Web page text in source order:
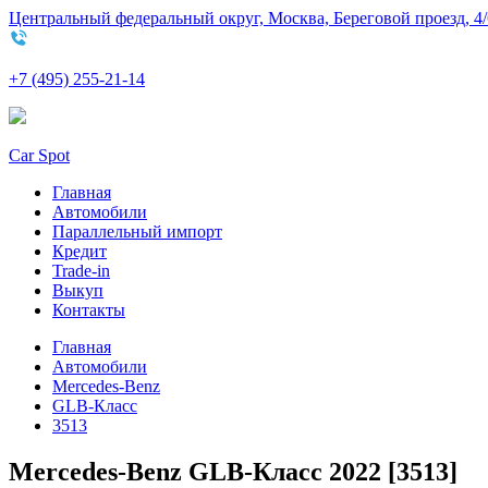
Центральный федеральный округ, Москва, Береговой проезд,
+7 (495) 255-21-14
Car Spot
Главная
Автомобили
Параллельный импорт
Кредит
Trade-in
Выкуп
Контакты
Главная
Автомобили
Mercedes-Benz
GLB-Класс
3513
Mercedes-Benz GLB-Класс 2022 [3513]